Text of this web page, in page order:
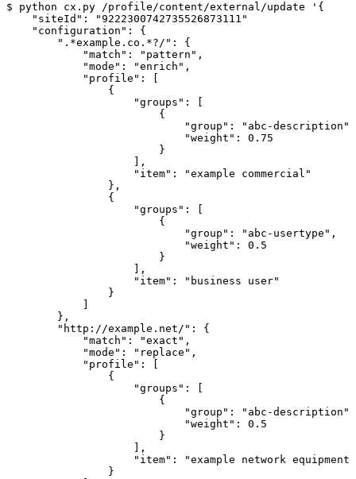
$ python cx.py /profile/content/external/update
'{
"siteId":
"9222300742735526873111"
"configuration":
{
".*example.co.*?/":
{
"match":
"pattern",
"mode":
"enrich",
"profile":
{
"groups":
{
"group":
"abc-description",
"weight":
0.75
}
],
"item":
"example
commercial"
},
{
"groups":
{
"group":
"abc-usertype",
"weight":
0.5
}
],
"item":
"business
user"
}
},
"http://example.net/":
{
"match":
"exact",
"mode":
"replace",
"profile":
{
"groups":
{
"group":
"abc-description",
"weight":
0.5
}
],
"item":
"example network equipment
}